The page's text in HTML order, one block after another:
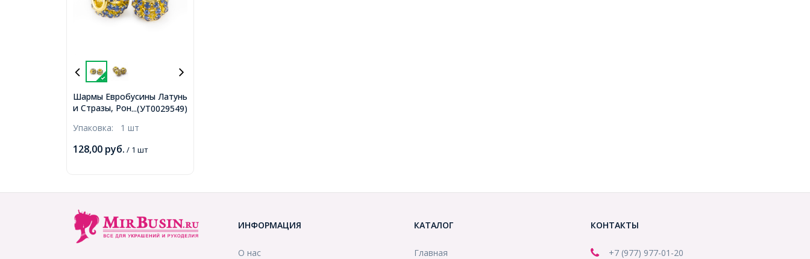
...(УТ0029549)
Шармы Евробусины Латунь
и Стразы, Рондель, Цвет
Страз: Светлый Сапфир,
Размер: 12х10мм, Отв.
4мм, (УТ0029549)
Упаковка: 1 шт
128,00 руб. / 1 шт
ИНФОРМАЦИЯ
О нас
КАТАЛОГ
Главная
КОНТАКТЫ
+7 (977) 977-01-20